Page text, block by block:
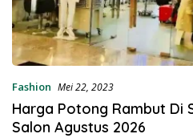
Fashion Mei 22, 2023
Harga Potong Rambut Di
Salon Agustus 2026